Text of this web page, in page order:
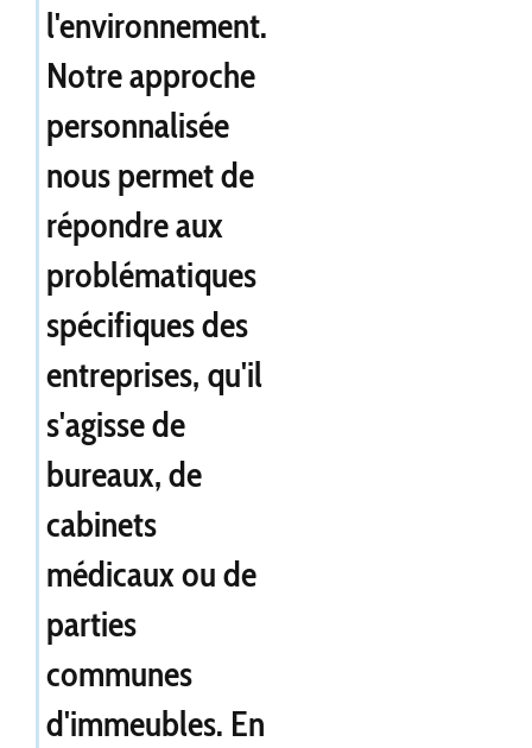
l'environnement.
Notre approche
personnalisée
nous permet de
répondre aux
problématiques
spécifiques des
entreprises, qu'il
s'agisse de
bureaux, de
cabinets
médicaux ou de
parties
communes
d'immeubles. En